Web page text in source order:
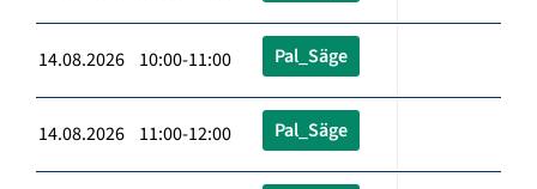
14.08.2026 10:00-11:00 Pal_Säge
14.08.2026 11:00-12:00 Pal_Säge